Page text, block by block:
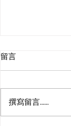
留言
撰寫留言......